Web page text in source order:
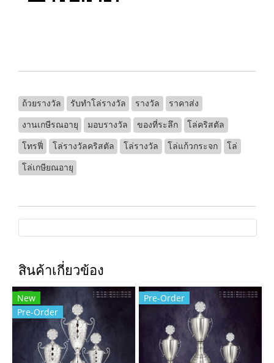
ถ้วยรางวัล รับทําโล่รางวัล รางวัล
ราคาส่ง
งานเกษีรณอายุ
มอบรางวัล ของที่ระลึก
โล่คริสตัล
โทรฟี่
โล่รางวัลคริสตัล โล่รางวัล โล่แก้วกระจก
โล่
โล่เกษียณอายุ
สินค้าเกี่ยวข้อง
New
Pre-Order
Pre-Order